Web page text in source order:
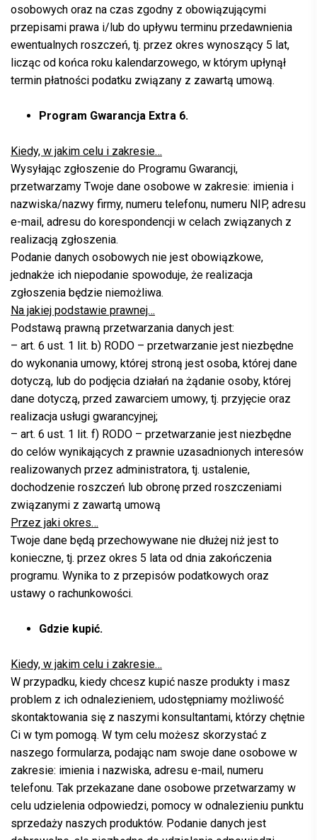
osobowych oraz na czas zgodny z obowiązującymi
przepisami prawa i/lub do upływu terminu przedawnienia
ewentualnych roszczeń, tj. przez okres wynoszący 5 lat,
licząc od końca roku kalendarzowego, w którym upłynął
termin płatności podatku związany z zawartą umową.
Program Gwarancja Extra 6.
Kiedy, w jakim celu i zakresie…
Wysyłając zgłoszenie do Programu Gwarancji,
przetwarzamy Twoje dane osobowe w zakresie: imienia i
nazwiska/nazwy firmy, numeru telefonu, numeru NIP, adresu
e-mail, adresu do korespondencji w celach związanych z
realizacją zgłoszenia.
Podanie danych osobowych nie jest obowiązkowe,
jednakże ich niepodanie spowoduje, że realizacja
zgłoszenia będzie niemożliwa.
Na jakiej podstawie prawnej…
Podstawą prawną przetwarzania danych jest:
– art. 6 ust. 1 lit. b) RODO – przetwarzanie jest niezbędne
do wykonania umowy, której stroną jest osoba, której dane
dotyczą, lub do podjęcia działań na żądanie osoby, której
dane dotyczą, przed zawarciem umowy, tj. przyjęcie oraz
realizacja usługi gwarancyjnej;
– art. 6 ust. 1 lit. f) RODO – przetwarzanie jest niezbędne
do celów wynikających z prawnie uzasadnionych interesów
realizowanych przez administratora, tj. ustalenie,
dochodzenie roszczeń lub obronę przed roszczeniami
związanymi z zawartą umową
Przez jaki okres…
Twoje dane będą przechowywane nie dłużej niż jest to
konieczne, tj. przez okres 5 lata od dnia zakończenia
programu. Wynika to z przepisów podatkowych oraz
ustawy o rachunkowości.
Gdzie kupić.
Kiedy, w jakim celu i zakresie…
W przypadku, kiedy chcesz kupić nasze produkty i masz
problem z ich odnalezieniem, udostępniamy możliwość
skontaktowania się z naszymi konsultantami, którzy chętnie
Ci w tym pomogą. W tym celu możesz skorzystać z
naszego formularza, podając nam swoje dane osobowe w
zakresie: imienia i nazwiska, adresu e-mail, numeru
telefonu. Tak przekazane dane osobowe przetwarzamy w
celu udzielenia odpowiedzi, pomocy w odnalezieniu punktu
sprzedaży naszych produktów. Podanie danych jest